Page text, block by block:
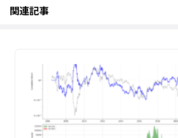
関連記事